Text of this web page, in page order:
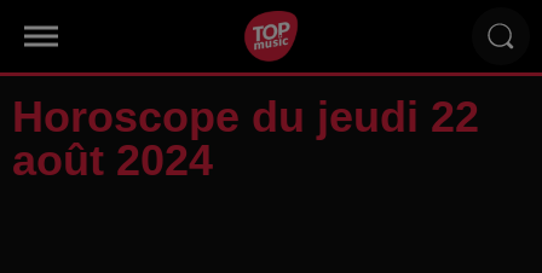
Horoscope du jeudi 22
août 2024